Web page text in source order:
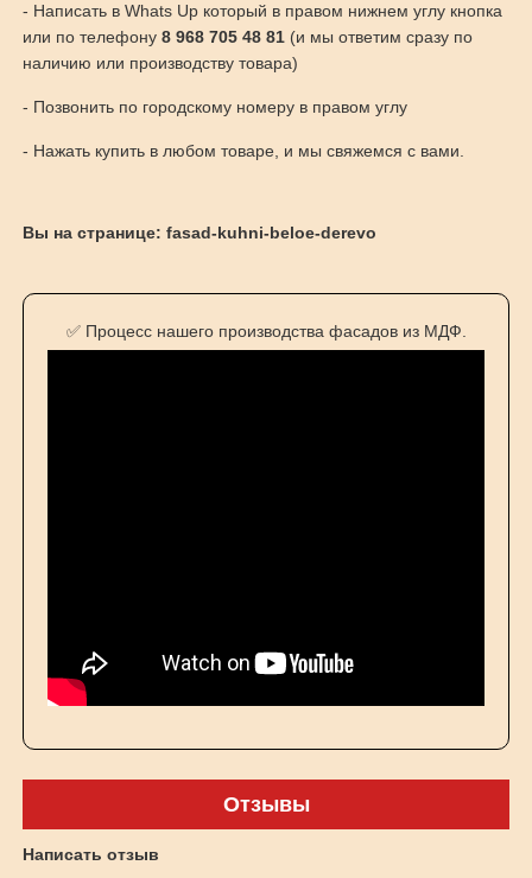
- Написать в Whats Up который в правом нижнем углу кнопка
или по телефону 8 968 705 48 81(и мы ответим сразу по
наличию или производству товара)
- Позвонить по городскому номеру в правом углу
- Нажать купить в любом товаре, и мы свяжемся с вами.
Вы на странице: fasad-kuhni-beloe-derevo
✅ Процесс нашего производства фасадов из МДФ.
Отзывы
Написать отзыв